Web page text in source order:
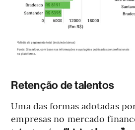
Retenção de talentos
Uma das formas adotadas
empresas no mercado